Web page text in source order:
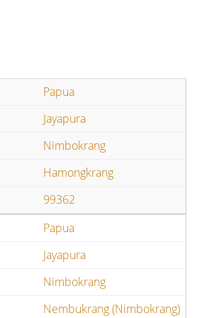
Papua
Jayapura
Nimbokrang
Hamongkrang
99362
Papua
Jayapura
Nimbokrang
Nembukrang (Nimbokrang)